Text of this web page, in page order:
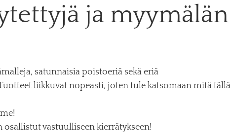
ja myymälän
satunnaisia poistoeriä sekä eriä
liikkuvat nopeasti, joten tule katsomaan mitä tällä
osallistut vastuulliseen kierrätykseen!